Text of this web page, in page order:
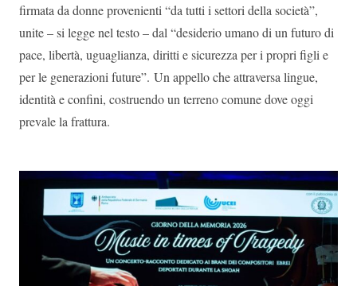
firmata da donne provenienti “da tutti i settori della società”,
unite – si legge nel testo – dal “desiderio umano di un futuro di
pace, libertà, uguaglianza, diritti e sicurezza per i propri figli e
per le generazioni future”. Un appello che attraversa lingue,
identità e confini, costruendo un terreno comune dove oggi
prevale la frattura.